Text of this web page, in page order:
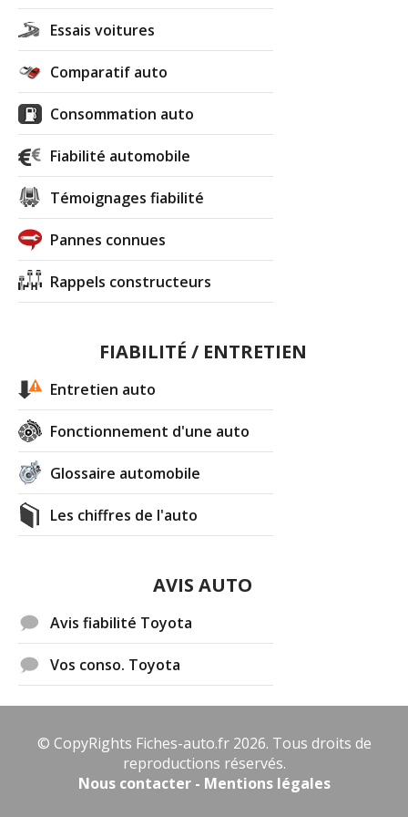
Essais voitures
Comparatif auto
Consommation auto
Fiabilité automobile
Témoignages fiabilité
Pannes connues
Rappels constructeurs
FIABILITÉ / ENTRETIEN
Entretien auto
Fonctionnement d'une auto
Glossaire automobile
Les chiffres de l'auto
AVIS AUTO
Avis fiabilité Toyota
Vos conso. Toyota
© CopyRights Fiches-auto.fr 2026. Tous droits de
reproductions réservés.
Nous contacter - Mentions légales